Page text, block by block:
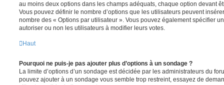
au moins deux options dans les champs adéquats, chaque option devant
Vous pouvez définir le nombre d’options que les utilisateurs peuvent
nombre des « Options par utilisateur ». Vous pouvez également spécifier
autoriser ou non les utilisateurs à modifier leurs votes.
Haut
Pourquoi ne puis-je pas ajouter plus d’options à un sondage ?
La limite d’options d’un sondage est décidée par les administrateurs du
pouvez ajouter à un sondage vous semble trop restreint, essayez de